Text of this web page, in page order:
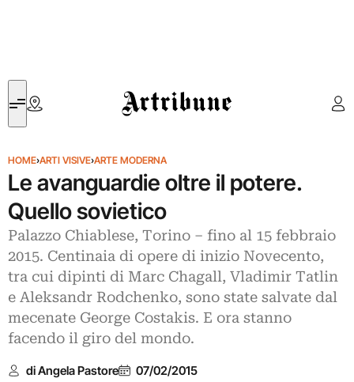
Artribune
HOME›ARTI VISIVE›ARTE MODERNA
Le avanguardie oltre il potere.
Quello sovietico
Palazzo Chiablese, Torino – fino al 15 febbraio
2015. Centinaia di opere di inizio Novecento,
tra cui dipinti di Marc Chagall, Vladimir Tatlin
e Aleksandr Rodchenko, sono state salvate dal
mecenate George Costakis. E ora stanno
facendo il giro del mondo.
di Angela Pastore 07/02/2015